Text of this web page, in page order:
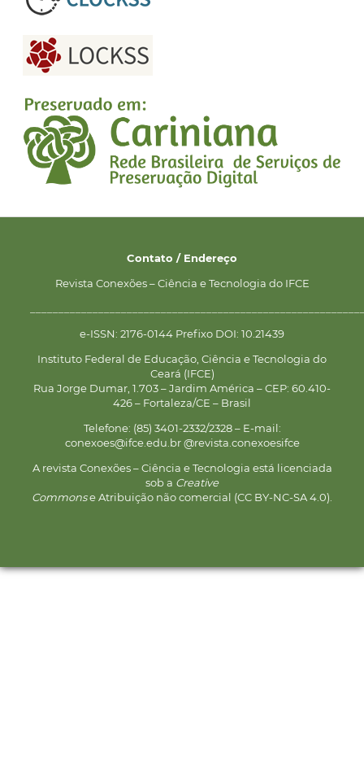
Contato / Endereço
Revista Conexões – Ciência e Tecnologia do IFCE
e-ISSN: 2176-0144 Prefixo DOI: 10.21439
Instituto Federal de Educação, Ciência e Tecnologia do
Ceará (IFCE)
Rua Jorge Dumar, 1.703 – Jardim América – CEP: 60.410-
426 – Fortaleza/CE – Brasil
Telefone: (85) 3401-2332/2328 – E-mail:
conexoes@ifce.edu.br @revista.conexoesifce
A revista Conexões – Ciência e Tecnologia está licenciada
sob a Creative
Commonse Atribuição não comercial (CC BY-NC-SA 4.0).